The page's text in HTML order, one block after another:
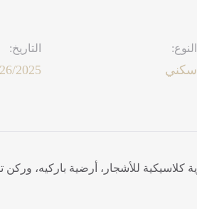
النوع:
سكني
التاريخ:
2025